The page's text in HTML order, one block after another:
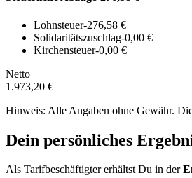
Lohnsteuer-276,58 €
Solidaritätszuschlag-0,00 €
Kirchensteuer-0,00 €
Netto
1.973,20 €
Hinweis: Alle Angaben ohne Gewähr.
Dein persönliches
Als Tarifbeschäftigter erhältst Du in der